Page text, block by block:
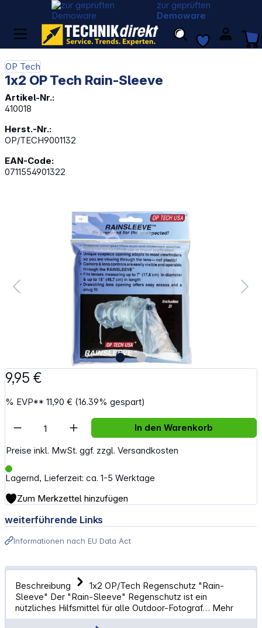
zur geprüften
Demoware
OP Tech
1x2 OP Tech Rain-Sleeve
Artikel-Nr.:
410018
Herst.-Nr.:
OP/TECH9001132
EAN-Code:
0711554901322
Bildergalerie überspringen
9,95 €
% EVP**11,90 € (16.39% gespart)
Preise inkl. MwSt. ggf. zzgl. Versandkosten
Lagernd, Lieferzeit: ca. 1-5 Werktage
Artikel Anzahl: Gib den gewünschten
In den Warenkorb
Zum Merkzettel hinzufügen
weiterführende Links
Informationen nach EU Data Act
Beschreibung
1x2 OP/Tech Regenschutz "Rain-
Sleeve" Der "Rain-Sleeve" Regenschutz ist ein
nützliches Hilfsmittel für alle Outdoor-Fotograf… Mehr